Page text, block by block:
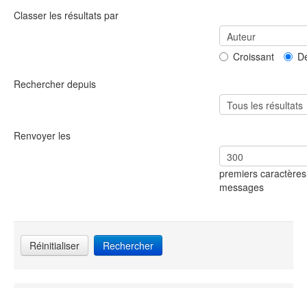
Classer les résultats par
Croissant
Rechercher depuis
Renvoyer les
premiers
messages